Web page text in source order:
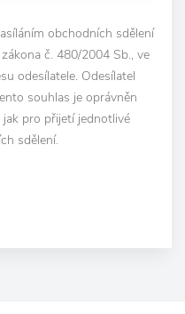
obchodních sdělení
č. 480/2004 Sb., ve
odesílatele. Odesílatel
souhlas je oprávněn
pro přijetí jednotlivé
sdělení.